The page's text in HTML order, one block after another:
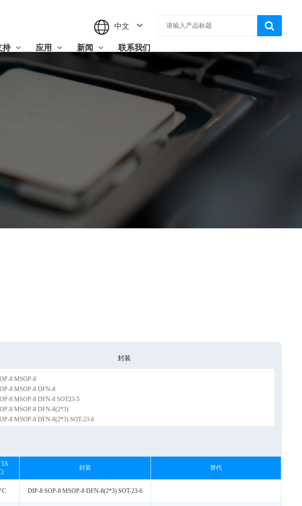
中文
持 应用 新闻 联系我们
封装
8 MSOP-8
8 MSOP-8 DFN-8
8 MSOP-8 DFN-8 SOT23-5
8 MSOP-8 DFN-8(2*3)
8 MSOP-8 DFN-8(2*3) SOT-23-6
8 DFN DIP-8
DFN8 DIP8 TSSOP-8
DFN8-3*3 DIP8 TSSOP-8
DIP8
封装 替代
DIP-8 SOP-8 MSOP-8 DFN-8(2*3) SOT-23-6